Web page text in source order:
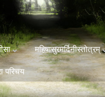
महिषासुरमर्दिनीस्तोत्रम्
परिचय